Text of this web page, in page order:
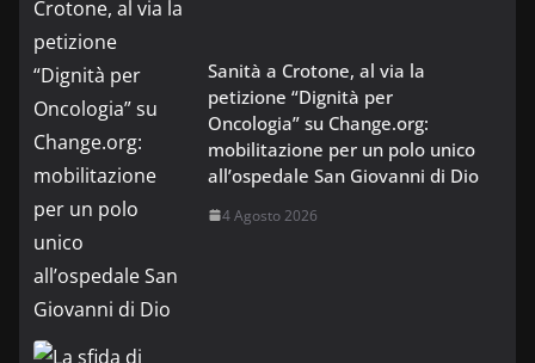
Sanità a Crotone, al via la
petizione “Dignità per
Oncologia” su Change.org:
mobilitazione per un polo unico
all’ospedale San Giovanni di Dio
4 Agosto 2026